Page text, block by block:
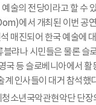
술의 전당이라고 할 수
에서 개최된 이번 공
매진되어 한국 예술에
블랴나 시민들은 물론 슬
국 등 슬로베니아에서
계 인사들이 대거 참석했
소년국악관현악단 단장